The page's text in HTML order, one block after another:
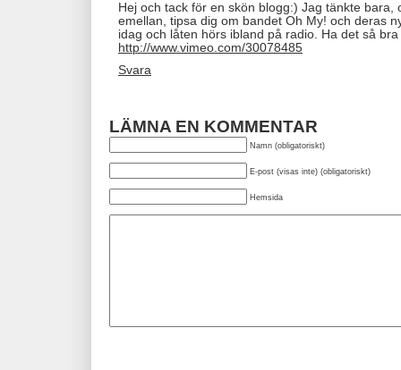
Hej och tack för en skön blogg:) Jag tänkte bara,
emellan, tipsa dig om bandet Oh My! och deras
idag och låten hörs ibland på radio. Ha det så bra
http://www.vimeo.com/30078485
Svara
LÄMNA EN KOMMENTAR
Namn (obligatoriskt)
E-post (visas inte) (obligatoriskt)
Hemsida